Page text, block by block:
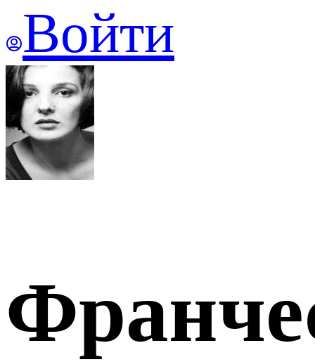
Войти